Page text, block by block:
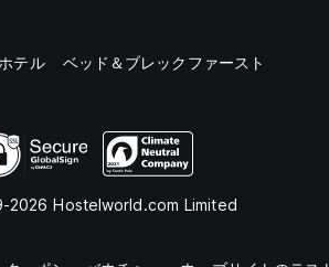
ホテル ベッド＆ブレックファースト
2026 Hostelworld.com Limited